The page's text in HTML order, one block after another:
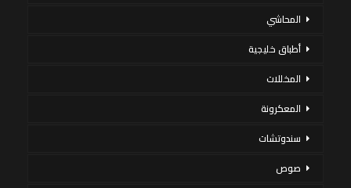
المحاشي
أطباق خليجية
المخللات
المعكرونة
سندوتشات
صوص